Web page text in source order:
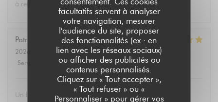
facultatifs servent à analyser
votre navigation, mesurer
l'audience du site, proposer
des fonctionnalités (ex : en
lien avec les réseaux sociaux)
ou afficher des publicités ou
contenus personnalisés.
Cliquez sur « Tout accepter »,
« Tout refuser » ou «
Personnaliser » pour gérer vos
à retenir .Merci.
Patricia
2026-08-02
- 13:30 - Couverts 6
Service
Ambiance: 4/5 Cuisine: 5/5 Qualité / Prix
Un brunch dominical excellent avec un buffet de qualité de